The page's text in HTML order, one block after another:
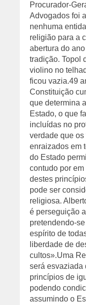
Procurador-
Advogados foi
nenhuma
religião para a
abertura do
tradição. Topol
violino no
ficou vazia.49
Constituição
que determina
Estado, o que
incluídas no
verdade que
enraizados em
do Estado
contudo por
destes
pode ser
religiosa.
é perseguição
pretendendo-
espírito de
liberdade de
cultos».Uma
será esvaziada
princípios de
podendo
assumindo o